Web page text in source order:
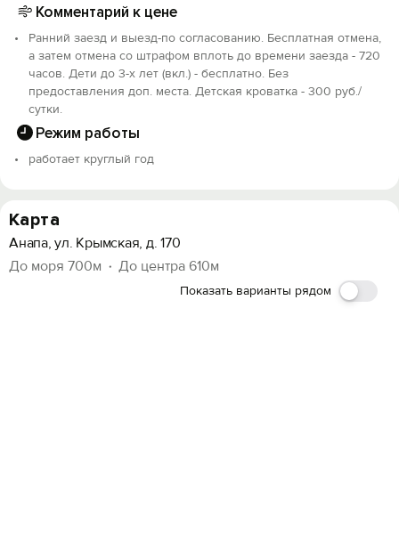
Комментарий к цене
Ранний заезд и выезд-по согласованию. Бесплатная отмена,
а затем отмена со штрафом вплоть до времени заезда - 720
часов. Дети до 3-х лет (вкл.) - бесплатно. Без
предоставления доп. места. Детская кроватка - 300 руб./
сутки.
Режим работы
работает круглый год
Карта
Анапа, ул. Крымская, д. 170
До моря 700м
До центра 610м
Показать варианты рядом